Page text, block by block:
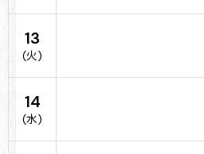
13
(火)
14
(水)